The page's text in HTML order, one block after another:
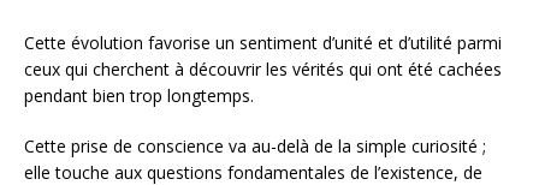
Cette évolution favorise un sentiment d’unité et d’utilité parmi
ceux qui cherchent à découvrir les vérités qui ont été cachées
pendant bien trop longtemps.
Cette prise de conscience va au-delà de la simple curiosité ;
elle touche aux questions fondamentales de l’existence, de